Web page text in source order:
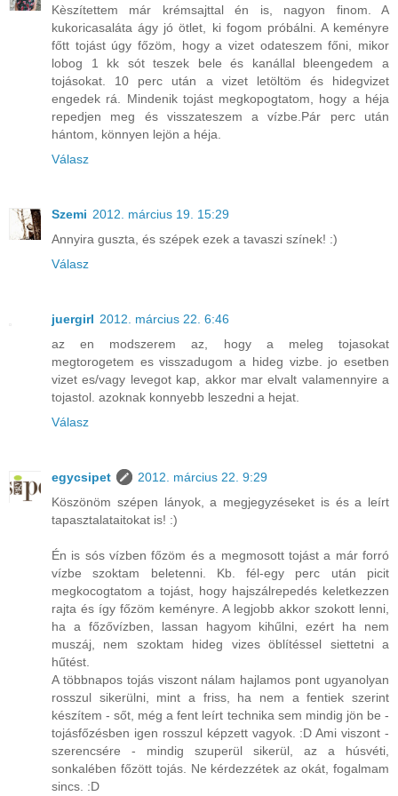
Kèszítettem már krémsajttal én is, nagyon finom. A
kukoricasaláta ágy jó ötlet, ki fogom próbálni. A keményre
főtt tojást úgy főzöm, hogy a vizet odateszem főni, mikor
lobog 1 kk sót teszek bele és kanállal bleengedem a
tojásokat. 10 perc után a vizet letöltöm és hidegvizet
engedek rá. Mindenik tojást megkopogtatom, hogy a héja
repedjen meg és visszateszem a vízbe.Pár perc után
hántom, könnyen lejön a héja.
Válasz
Szemi 2012. március 19. 15:29
Annyira guszta, és szépek ezek a tavaszi színek! :)
Válasz
juergirl 2012. március 22. 6:46
az en modszerem az, hogy a meleg tojasokat
megtorogetem es visszadugom a hideg vizbe. jo esetben
vizet es/vagy levegot kap, akkor mar elvalt valamennyire a
tojastol. azoknak konnyebb leszedni a hejat.
Válasz
egycsipet
2012. március 22. 9:29
Köszönöm szépen lányok, a megjegyzéseket is és a leírt
tapasztalataitokat is! :)
Én is sós vízben főzöm és a megmosott tojást a már forró
vízbe szoktam beletenni. Kb. fél-egy perc után picit
megkocogtatom a tojást, hogy hajszálrepedés keletkezzen
rajta és így főzöm keményre. A legjobb akkor szokott lenni,
ha a főzővízben, lassan hagyom kihűlni, ezért ha nem
muszáj, nem szoktam hideg vizes öblítéssel siettetni a
hűtést.
A többnapos tojás viszont nálam hajlamos pont ugyanolyan
rosszul sikerülni, mint a friss, ha nem a fentiek szerint
készítem - sőt, még a fent leírt technika sem mindig jön be -
tojásfőzésben igen rosszul képzett vagyok. :D Ami viszont -
szerencsére - mindig szuperül sikerül, az a húsvéti,
sonkalében főzött tojás. Ne kérdezzétek az okát, fogalmam
sincs. :D